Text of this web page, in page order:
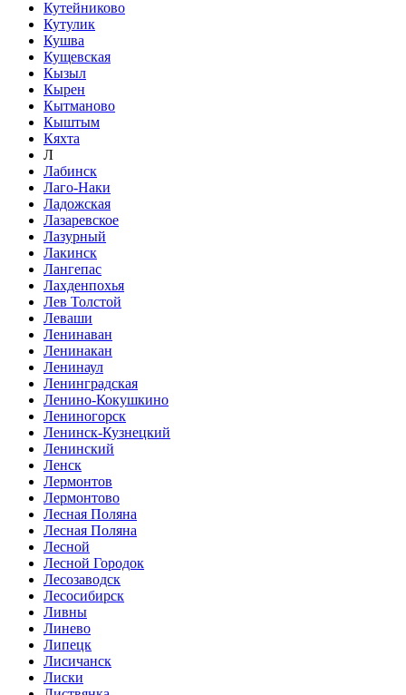
Кутейниково
Кутулик
Кушва
Кущевская
Кызыл
Кырен
Кытманово
Кыштым
Кяхта
Л
Лабинск
Лаго-Наки
Ладожская
Лазаревское
Лазурный
Лакинск
Лангепас
Лахденпохья
Лев Толстой
Леваши
Ленинаван
Ленинакан
Ленинаул
Ленинградская
Ленино-Кокушкино
Лениногорск
Ленинск-Кузнецкий
Ленинский
Ленск
Лермонтов
Лермонтово
Лесная Поляна
Лесная Поляна
Лесной
Лесной Городок
Лесозаводск
Лесосибирск
Ливны
Линево
Липецк
Лисичанск
Лиски